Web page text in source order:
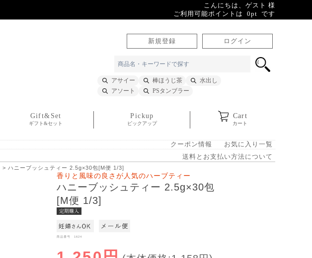
こんにちは、ゲスト 様
ご利用可能ポイントは 0pt です
新規登録 ログイン
アサイー 棒ほうじ茶
水出し
アソート
PSタンブラー
Gift&Set
ギフト&セット
Pickup
ピックアップ
Cart
カート
クーポン情報
お気に入り一覧
送料とお支払い方法について
> ハニーブッシュティー 2.5g×30包[M便 1/3]
香りと風味の良さが人気のハーブティー
ハニーブッシュティー 2.5g×30包
[M便 1/3]
商品番号 1624